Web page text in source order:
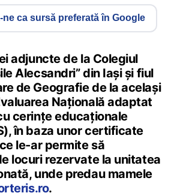
ne ca sursă preferată în Google
adjuncte de la Colegiul
Alecsandri” din Iași și fiul
de Geografie de la același
Națională adaptat
cerințe educaționale
în baza unor certificate
le-ar permite să
locuri rezervate la unitatea
unde predau mamele
.